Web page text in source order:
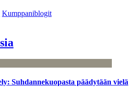
Kumppaniblogit
Suhdannekuopasta päädytään vielä